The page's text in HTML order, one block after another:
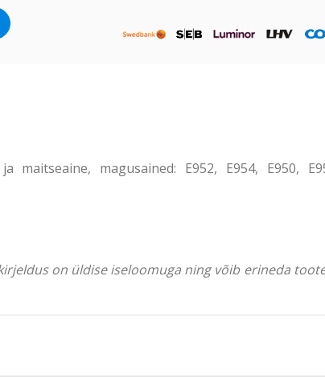
magusained: E952, E954, E950,
on üldise iseloomuga ning võib erineda